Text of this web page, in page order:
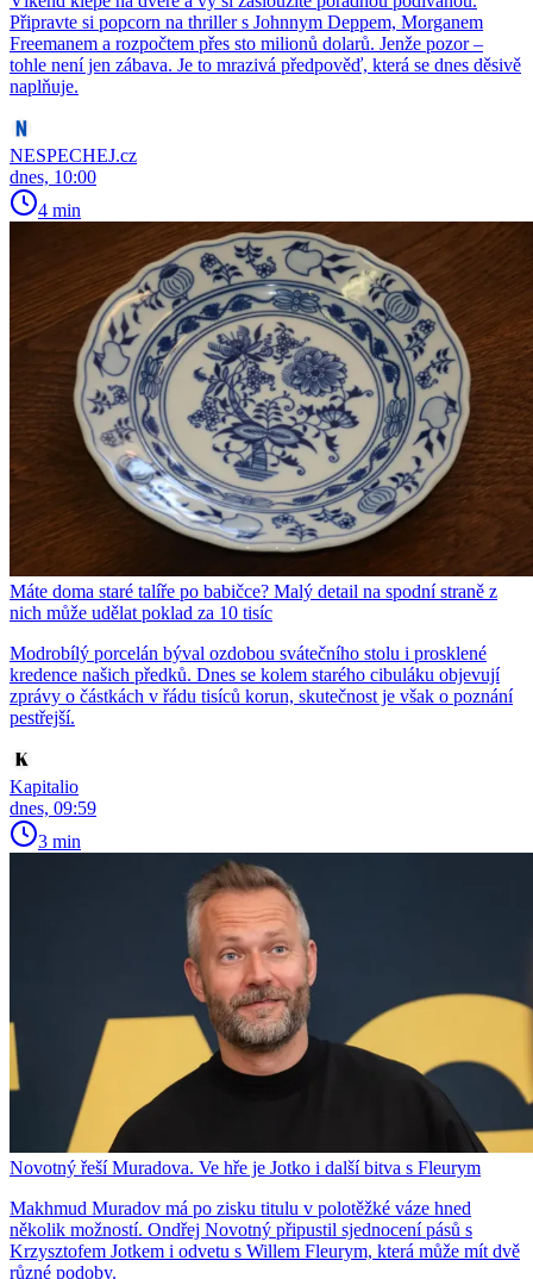
Připravte si popcorn na thriller s Johnnym Deppem, Morganem
Freemanem a rozpočtem přes sto milionů dolarů. Jenže pozor –
tohle není jen zábava. Je to mrazivá předpověď, která se dnes děsivě
naplňuje.
NESPECHEJ.cz
dnes, 10:00
4 min
Máte doma staré talíře po babičce? Malý detail na spodní straně z
nich může udělat poklad za 10 tisíc
Modrobílý porcelán býval ozdobou svátečního stolu i prosklené
kredence našich předků. Dnes se kolem starého cibuláku objevují
zprávy o částkách v řádu tisíců korun, skutečnost je však o poznání
pestřejší.
Kapitalio
dnes, 09:59
3 min
Novotný řeší Muradova. Ve hře je Jotko i další bitva s Fleurym
Makhmud Muradov má po zisku titulu v polotěžké váze hned
několik možností. Ondřej Novotný připustil sjednocení pásů s
Krzysztofem Jotkem i odvetu s Willem Fleurym, která může mít dvě
různé podoby.